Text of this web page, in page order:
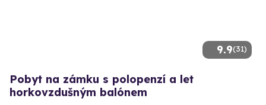
9.9(31)
Pobyt na zámku s polopenzí a let
horkovzdušným balónem